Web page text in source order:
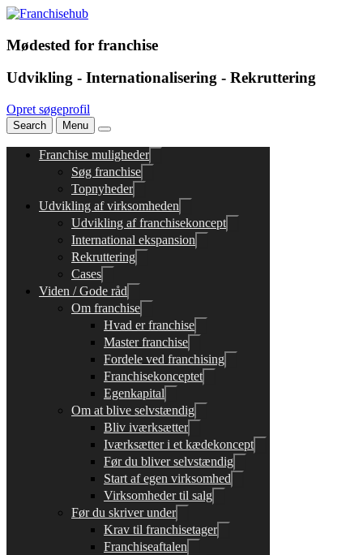
Mødested for franchise
Udvikling - Internationalisering - Rekruttering
Opret søgeprofil
Search Menu
Franchise muligheder
Søg franchise
Topnyheder
Udvikling af virksomheden
Udvikling af franchisekoncept
International ekspansion
Rekruttering
Cases
Viden / Gode råd
Om franchise
Hvad er franchise
Master franchise
Fordele ved franchising
Franchisekonceptet
Egenkapital
Om at blive selvstændig
Bliv iværksætter
Iværksætter i et kædekoncept
Før du bliver selvstændig
Start af egen virksomhed
Virksomheder til salg
Før du skriver under
Krav til franchisetager
Franchiseaftalen